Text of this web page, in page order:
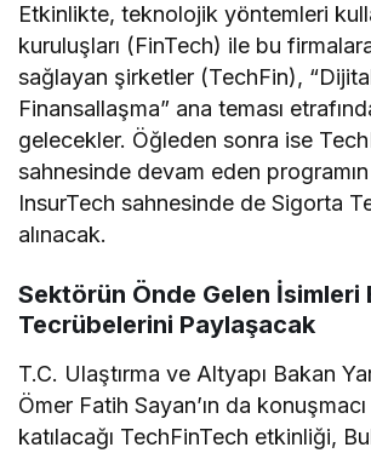
Etkinlikte, teknolojik yöntemleri
kuruluşları (FinTech) ile bu
sağlayan şirketler (TechFin),
Finansallaşma” ana teması
gelecekler. Öğleden sonra ise
sahnesinde devam eden programın
InsurTech sahnesinde de Sigorta
alınacak.
Sektörün Önde Gelen İsimleri
Tecrübelerini Paylaşacak
T.C. Ulaştırma ve Altyapı Bakan
Ömer Fatih Sayan’ın da
katılacağı TechFinTech etkinliği,